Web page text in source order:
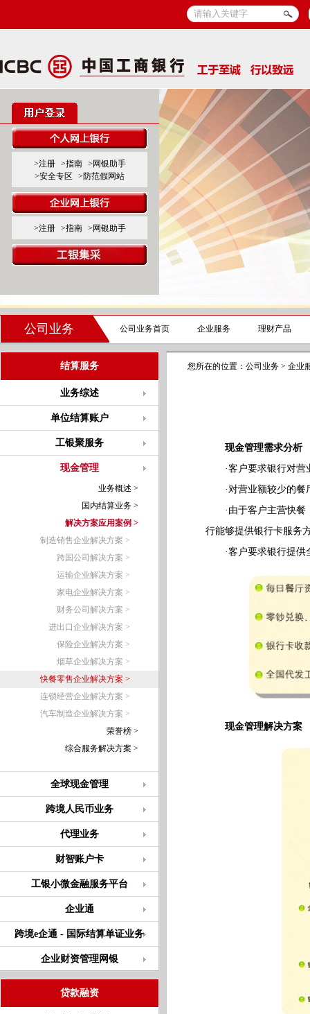
>注册 >指南
>网银助手
>安全专区
>防范假网站
>注册 >指南 >网银助手
公司业务 公司业务首页 企业服务 理财产品
结算服务
业务综述
单位结算账户
工银聚服务
现金管理
业务概述 >
国内结算业务 >
解决方案应用案例 >
制造销售企业解决方案 >
跨国公司解决方案 >
运输企业解决方案 >
家电企业解决方案 >
财务公司解决方案 >
进出口企业解决方案 >
保险企业解决方案 >
烟草企业解决方案 >
快餐零售企业解决方案 >
连锁经营企业解决方案 >
汽车制造企业解决方案 >
荣誉榜 >
综合服务解决方案 >
全球现金管理
跨境人民币业务
代理业务
财智账户卡
工银小微金融服务平台
企业通
跨境e企通 - 国际结算单证业务
企业财资管理网银
贷款融资
您所在的位置： 公司业务 > 企业
现金管理需求分析
·客户要求银行对营
·对营业额较少的餐
·由于客户主营快餐，
行能够提供银行卡服务
·客户要求银行提供
现金管理解决方案